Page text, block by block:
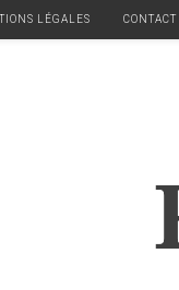
LÉGALES CONTACT